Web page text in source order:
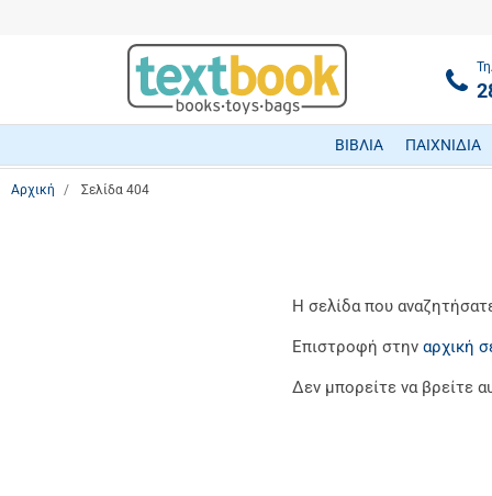
ΒΙΒΛΙΑ ΠΑΙΧΝΙΔΙΑ
Αρχική Σελίδα 404
Η σελίδα που
Επιστροφή στην αρχική
Δεν μπορείτε να βρείτε